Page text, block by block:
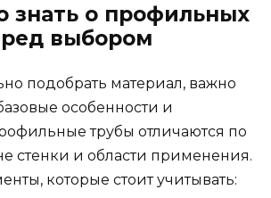
знать о профильных
выбором
подобрать материал, важно
особенности и
трубы отличаются по
стенки и области применения.
которые стоит учитывать: